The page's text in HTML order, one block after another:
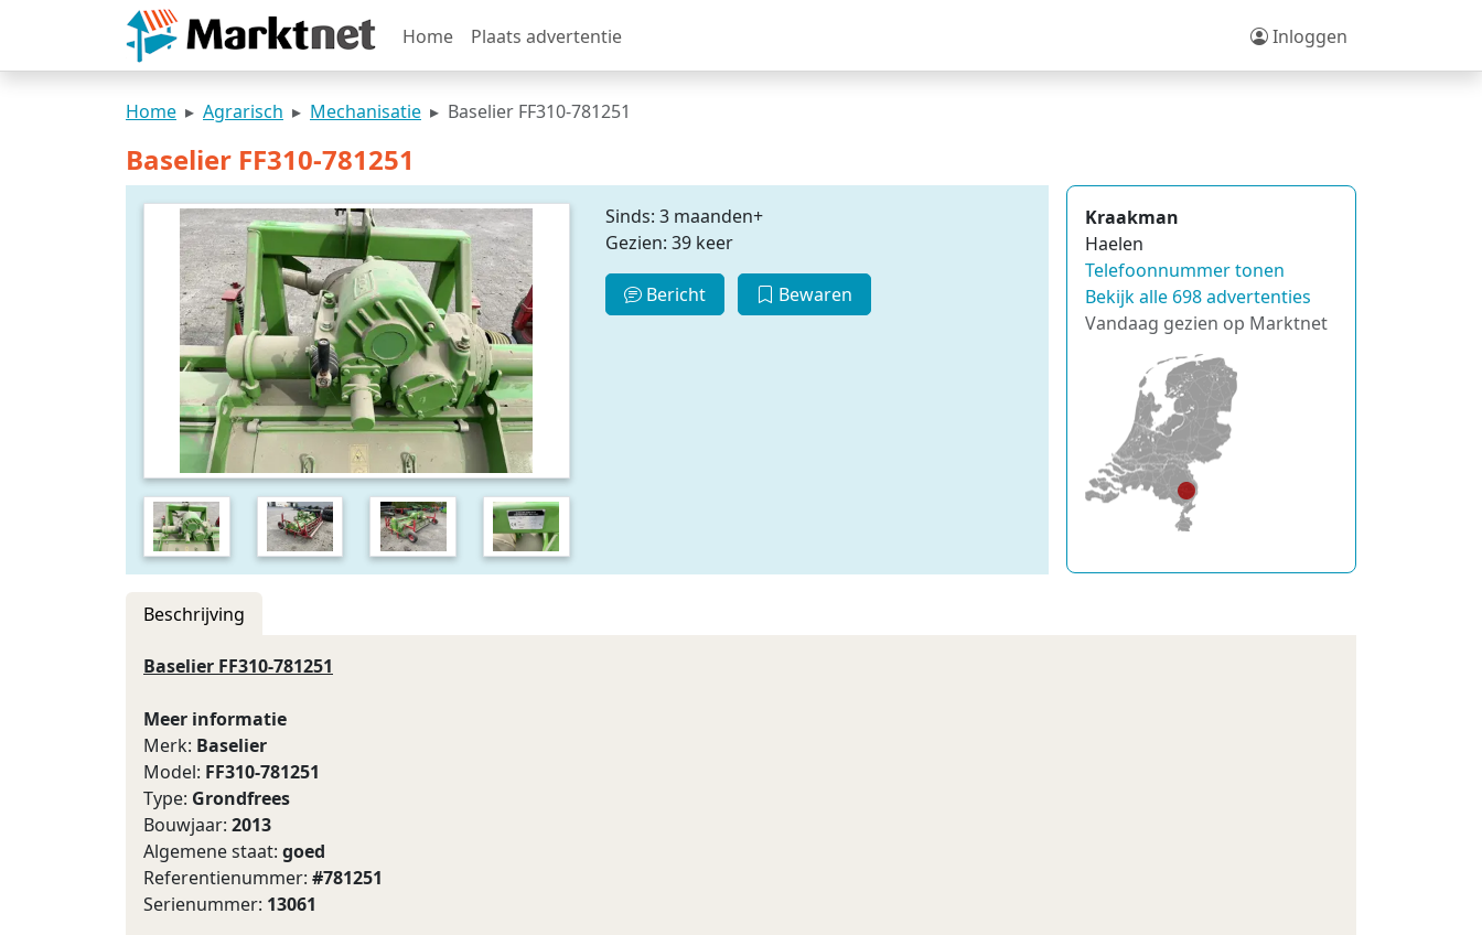
Home Plaats advertentie Inloggen
Home Agrarisch Mechanisatie Baselier FF310-781251
Baselier FF310-781251
Sinds: 3 maanden+
Gezien: 39 keer
Bericht Bewaren
Kraakman
Haelen
Telefoonnummer tonen
Bekijk alle 698 advertenties
Vandaag gezien op Marktnet
Beschrijving
Baselier FF310-781251
Meer informatie
Merk: Baselier
Model: FF310-781251
Type: Grondfrees
Bouwjaar: 2013
Algemene staat: goed
Referentienummer: #781251
Serienummer: 13061